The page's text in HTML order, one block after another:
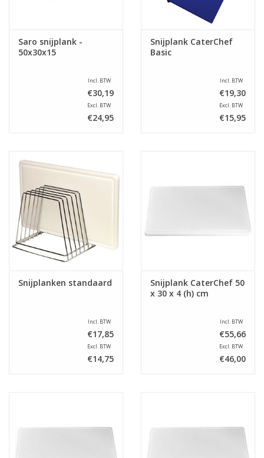
Saro snijplank -
50x30x15
Incl. BTW
€30,19
Excl. BTW
€24,95
Snijplank CaterChef
Basic
Incl. BTW
€19,30
Excl. BTW
€15,95
Snijplanken standaard
Incl. BTW
€17,85
Excl. BTW
€14,75
Snijplank CaterChef 50
x 30 x 4 (h) cm
Incl. BTW
€55,66
Excl. BTW
€46,00